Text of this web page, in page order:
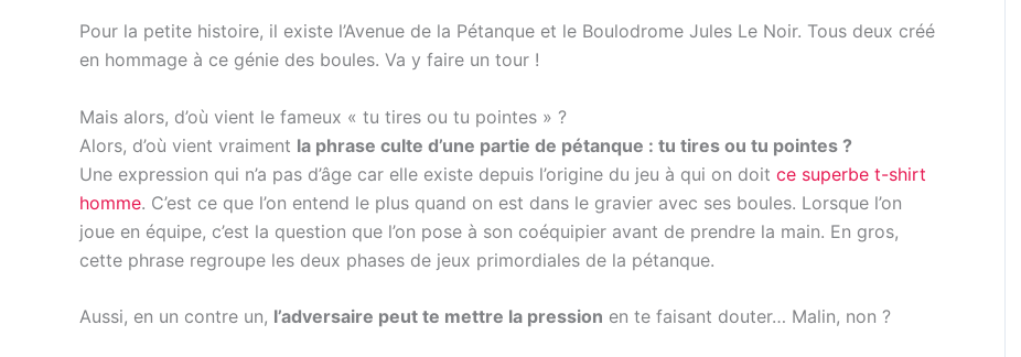
Pour la petite histoire, il existe l’Avenue de la Pétanque et le Boulodrome Jules Le Noir. Tous deux créé
en hommage à ce génie des boules. Va y faire un tour !
Mais alors, d’où vient le fameux « tu tires ou tu pointes » ?
Alors, d’où vient vraiment la phrase culte d’une partie de pétanque : tu tires ou tu pointes ?
Une expression qui n’a pas d’âge car elle existe depuis l’origine du jeu à qui on doit ce superbe t-shirt
homme. C’est ce que l’on entend le plus quand on est dans le gravier avec ses boules. Lorsque l’on
joue en équipe, c’est la question que l’on pose à son coéquipier avant de prendre la main. En gros,
cette phrase regroupe les deux phases de jeux primordiales de la pétanque.
Aussi, en un contre un, l’adversaire peut te mettre la pression en te faisant douter… Malin, non ?